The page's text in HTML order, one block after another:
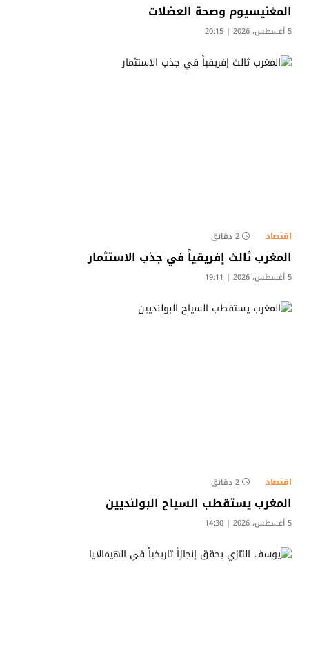
المغنيسيوم وصحة العضلات
5 أغسطس، 2026 | 20:15
اقتصاد 2 دقائق
المغرب ثالث إفريقياً في جذب الاستثمار
5 أغسطس، 2026 | 19:11
اقتصاد 2 دقائق
المغرب يستقطب السياح البولنديين
5 أغسطس، 2026 | 14:30